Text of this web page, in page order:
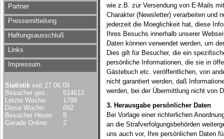
Partner
Pressemitteilung
Haftungsausschluß
Links
Impressum.
Statistik seit 27.06.09
Besucher ges.:
614613
Letzte Woche:
1788
Diese Woche:
692
Besucher Heute:
9
Gerade Online:
2
wie z.B. zur Versendung von E-Mails
Charakter (Newsletter) verarbeiten und
jederzeit die Moeglichkeit hat, diese
Ihres Besuchs innerhalb unserer
Daten können verwendet werden, um
Dies gilt für Besucher, die ein
persönliche Informationen, die sie in
Gästebuch etc. veröffentlichen, von
nicht garantiert werden, daß
werden, bei der Übermittlung nicht von
3. Herausgabe persönlicher Daten
Bei Vorlage einer richterlichen
an die Strafverfolgungsbehörden
uns auch vor, Ihre persönlichen Daten